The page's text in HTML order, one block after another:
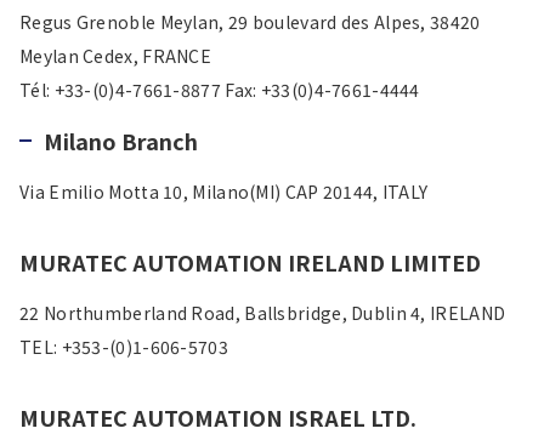
Regus Grenoble Meylan, 29 boulevard des Alpes, 38420
Meylan Cedex, FRANCE
Tél: +33-(0)4-7661-8877 Fax: +33(0)4-7661-4444
Milano Branch
Via Emilio Motta 10, Milano(MI) CAP 20144, ITALY
MURATEC AUTOMATION IRELAND LIMITED
22 Northumberland Road, Ballsbridge, Dublin 4, IRELAND
TEL: +353-(0)1-606-5703
MURATEC AUTOMATION ISRAEL LTD.